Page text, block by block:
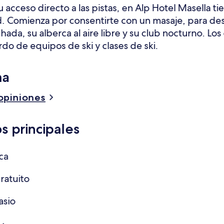
acceso directo a las pistas, en Alp Hotel Masella
Comienza por consentirte con un masaje, para
su alberca al aire libre y su club nocturno.
de equipos de ski y clases de ski.
principales